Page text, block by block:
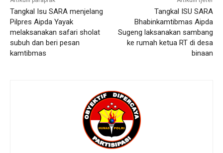
Tangkal Isu SARA menjelang
Pilpres Aipda Yayak
melaksanakan safari sholat
subuh dan beri pesan
kamtibmas
Tangkal ISU SARA
Bhabinkamtibmas Aipda
Sugeng laksanakan sambang
ke rumah ketua RT di desa
binaan